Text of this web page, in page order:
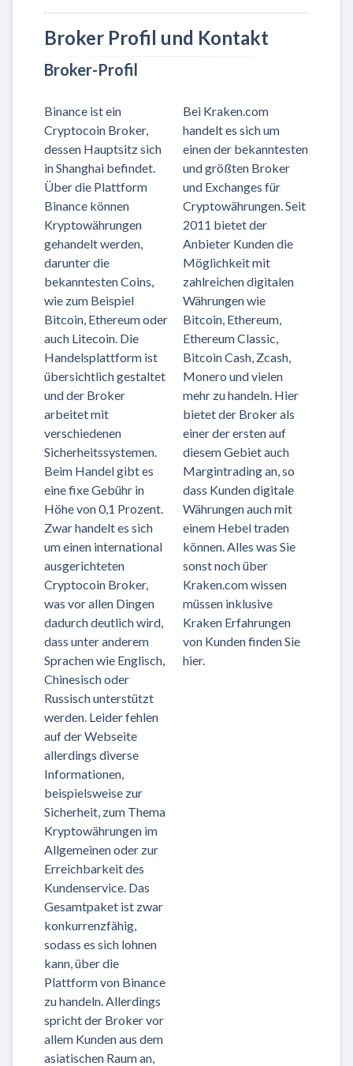
Broker Profil und Kontakt
Broker-Profil
Binance ist ein
Cryptocoin Broker,
dessen Hauptsitz sich
in Shanghai befindet.
Über die Plattform
Binance können
Kryptowährungen
gehandelt werden,
darunter die
bekanntesten Coins,
wie zum Beispiel
Bitcoin, Ethereum oder
auch Litecoin. Die
Handelsplattform ist
übersichtlich gestaltet
und der Broker
arbeitet mit
verschiedenen
Sicherheitssystemen.
Beim Handel gibt es
eine fixe Gebühr in
Höhe von 0,1 Prozent.
Zwar handelt es sich
um einen international
ausgerichteten
Cryptocoin Broker,
was vor allen Dingen
dadurch deutlich wird,
dass unter anderem
Sprachen wie Englisch,
Chinesisch oder
Russisch unterstützt
werden. Leider fehlen
auf der Webseite
allerdings diverse
Informationen,
beispielsweise zur
Sicherheit, zum Thema
Kryptowährungen im
Allgemeinen oder zur
Erreichbarkeit des
Kundenservice. Das
Gesamtpaket ist zwar
konkurrenzfähig,
sodass es sich lohnen
kann, über die
Plattform von Binance
zu handeln. Allerdings
spricht der Broker vor
allem Kunden aus dem
asiatischen Raum an,
Bei Kraken.com
handelt es sich um
einen der bekanntesten
und größten Broker
und Exchanges für
Cryptowährungen. Seit
2011 bietet der
Anbieter Kunden die
Möglichkeit mit
zahlreichen digitalen
Währungen wie
Bitcoin, Ethereum,
Ethereum Classic,
Bitcoin Cash, Zcash,
Monero und vielen
mehr zu handeln. Hier
bietet der Broker als
einer der ersten auf
diesem Gebiet auch
Margintrading an, so
dass Kunden digitale
Währungen auch mit
einem Hebel traden
können. Alles was Sie
sonst noch über
Kraken.com wissen
müssen inklusive
Kraken Erfahrungen
von Kunden finden Sie
hier.